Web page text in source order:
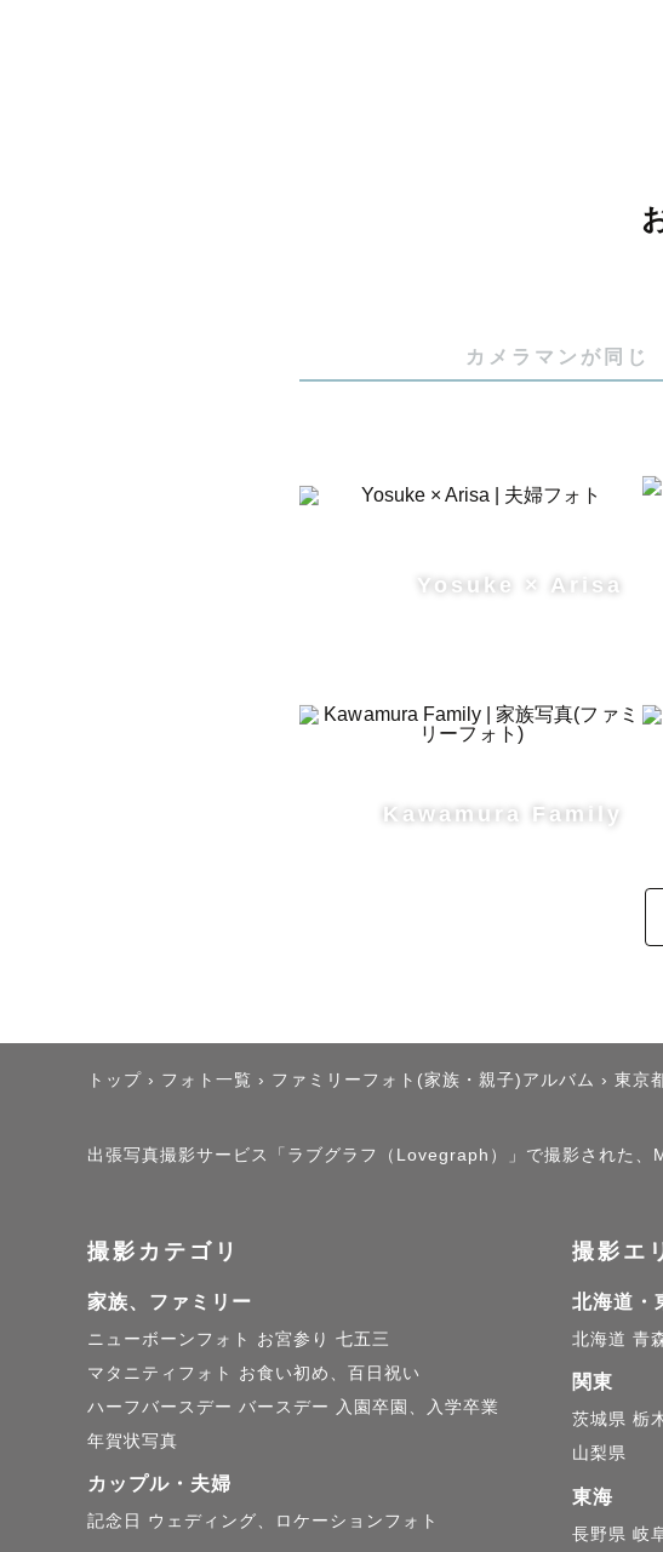
カメラマンが同じ
Yosuke × Arisa
Kawamura Family
トップ › フォト一覧 › ファミリーフォト(家族・親子)アルバム › 東京
出張写真撮影サービス「ラブグラフ（Lovegraph）」で撮影された
撮影カテゴリ
家族、ファミリー
ニューボーンフォト お宮参り 七五三
マタニティフォト
お食い初め、百日祝い
ハーフバースデー バースデー
入園卒園、入学卒業
年賀状写真
カップル・夫婦
記念日 ウェディング、ロケーションフォト
撮影エ
北海道・
北海道 青
関東
茨城県 栃
山梨県
東海
長野県 岐